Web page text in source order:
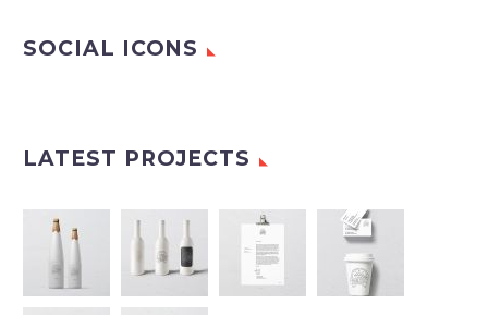
SOCIAL ICONS
LATEST PROJECTS